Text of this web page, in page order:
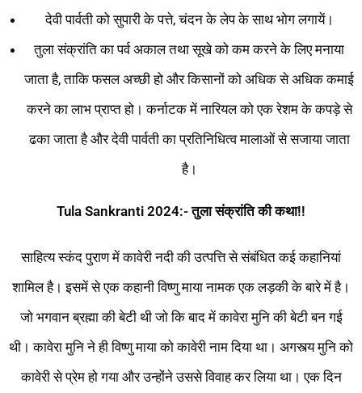
देवी पार्वती को सुपारी के पत्ते, चंदन के लेप के साथ भोग लगायें।
तुला संक्रांति का पर्व अकाल तथा सूखे को कम करने के लिए मनाया
जाता है, ताकि फसल अच्छी हो और किसानों को अधिक से अधिक कमाई
करने का लाभ प्राप्त हो। कर्नाटक में नारियल को एक रेशम के कपड़े से
ढका जाता है और देवी पार्वती का प्रतिनिधित्व मालाओं से सजाया जाता
है।
Tula Sankranti 2024:- तुला संक्रांति की कथा!!
साहित्य स्कंद पुराण में कावेरी नदी की उत्पत्ति से संबंधित कई कहानियां
शामिल है। इसमें से एक कहानी विष्णु माया नामक एक लड़की के बारे में है।
जो भगवान ब्रह्मा की बेटी थी जो कि बाद में कावेरा मुनि की बेटी बन गई
थी। कावेरा मुनि ने ही विष्णु माया को कावेरी नाम दिया था। अगस्त्य मुनि को
कावेरी से प्रेम हो गया और उन्होंने उससे विवाह कर लिया था। एक दिन